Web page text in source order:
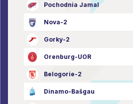
Pochodnia Jamal
Nova-2
Gorky-2
Orenburg-UOR
Belogorie-2
Dinamo-Bašgau